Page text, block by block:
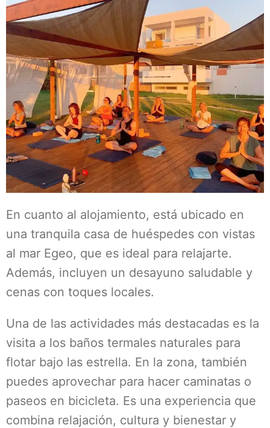
En cuanto al alojamiento, está ubicado en
una tranquila casa de huéspedes con vistas
al mar Egeo, que es ideal para relajarte.
Además, incluyen un desayuno saludable y
cenas con toques locales.
Una de las actividades más destacadas es la
visita a los baños termales naturales para
flotar bajo las estrella. En la zona, también
puedes aprovechar para hacer caminatas o
paseos en bicicleta. Es una experiencia que
combina relajación, cultura y bienestar y